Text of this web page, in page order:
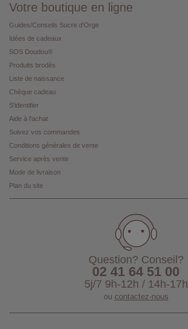
Votre boutique en ligne
Guides/Conseils Sucre d'Orge
Idées de cadeaux
SOS Doudou®
Produits brodés
Liste de naissance
Chèque cadeau
S'identifier
Aide à l'achat
Suivez vos commandes
Conditions générales de vente
Service après vente
Mode de livraison
Plan du site
Question? Conseil?
02 41 64 51 00
5j/7 9h-12h / 14h-17h
ou contactez-nous